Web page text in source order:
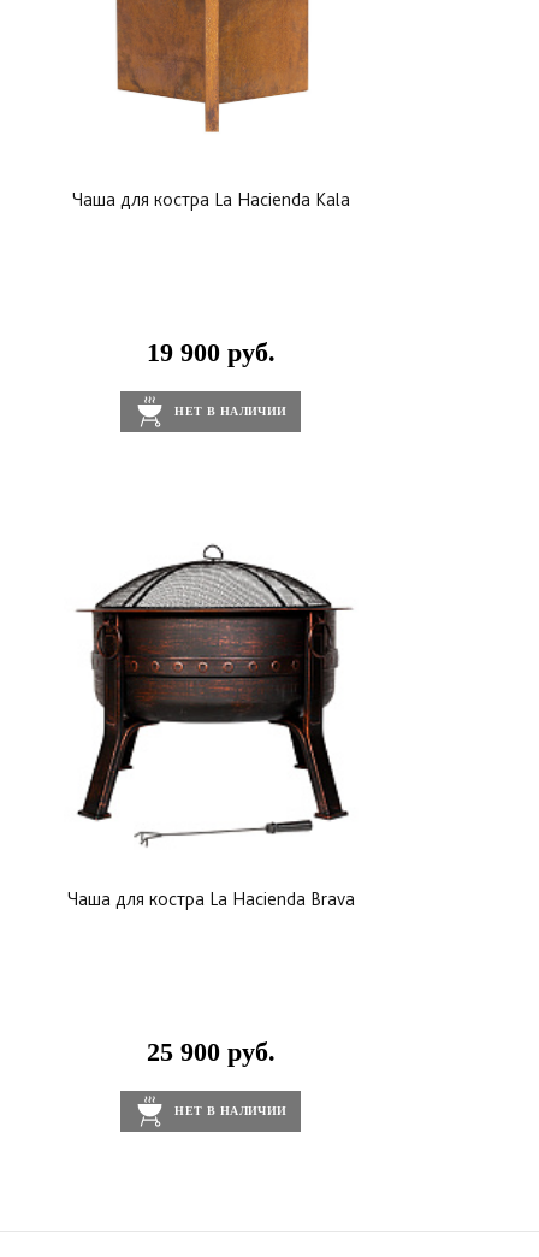
Чаша для костра La Hacienda Kala
19 900 руб.
НЕТ В НАЛИЧИИ
Чаша для костра La Hacienda Brava
25 900 руб.
НЕТ В НАЛИЧИИ